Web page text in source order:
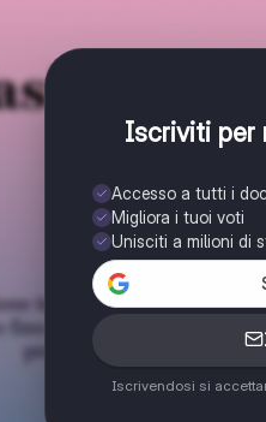
Iscriviti per
Accesso a tutti i
Migliora i tuoi voti
Unisciti a milioni di
Iscrivendosi si